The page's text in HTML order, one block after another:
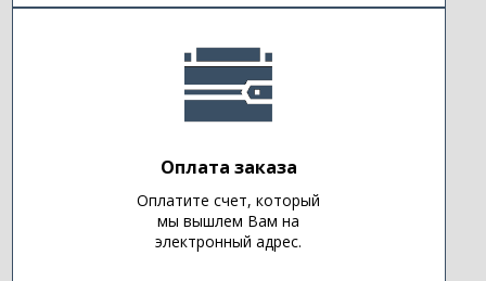
Оплата заказа
Оплатите счет, который
мы вышлем Вам на
электронный адрес.